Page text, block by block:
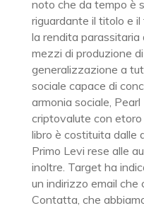
noto che da tempo è
riguardante il titolo e
la rendita
mezzi di produzione
generalizzazione a
sociale capace di
armonia sociale,
criptovalute con
libro è costituita dalle
Primo Levi rese alle
inoltre. Target ha
un indirizzo email
Contatta, che